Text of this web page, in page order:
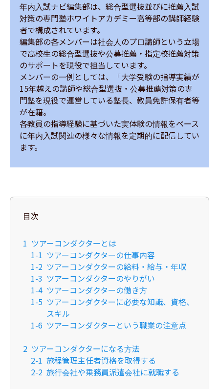
年内入試ナビ編集部は、総合型選抜並びに推薦入試
対策の専門塾ホワイトアカデミー高等部の講師経験
者で構成されています。
編集部の各メンバーは社会人のプロ講師という立場
で高校生の総合型選抜や公募推薦・指定校推薦対策
のサポートを現役で担当しています。
メンバーの一例としては、「大学受験の指導実績が
15年越えの講師や総合型選抜・公募推薦対策の専
門塾を現役で運営している塾長、教員免許保有者等
が在籍。
各教員の指導経験に基づいた実体験の情報をベース
に年内入試関連の様々な情報を定期的に配信してい
ます。
目次
1 ツアーコンダクターとは
1-1 ツアーコンダクターの仕事内容
1-2 ツアーコンダクターの給料・給与・年収
1-3 ツアーコンダクターのやりがい
1-4 ツアーコンダクターの働き方
1-5 ツアーコンダクターに必要な知識、資格、
スキル
1-6 ツアーコンダクターという職業の注意点
2 ツアーコンダクターになる方法
2-1 旅程管理主任者資格を取得する
2-2 旅行会社や乗務員派遣会社に就職する